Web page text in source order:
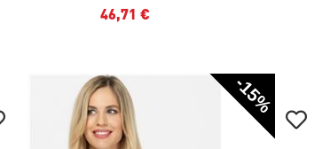
46,71 €
-15%